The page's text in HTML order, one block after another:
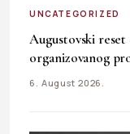
UNCATEGORIZED
Augustovski
organizovanog
6. August 2026.